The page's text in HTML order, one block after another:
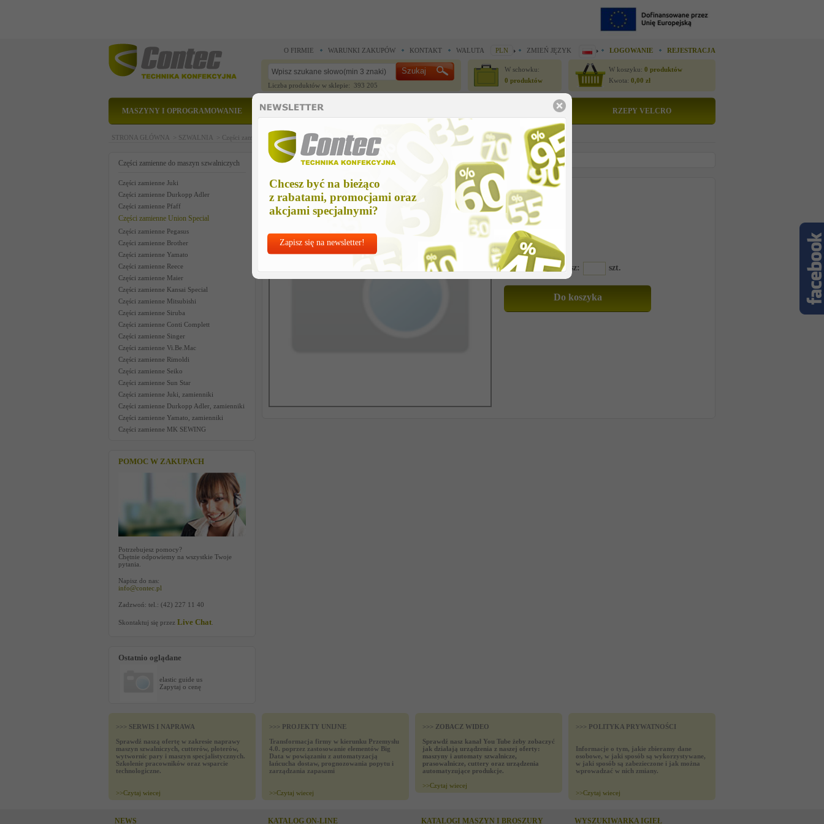
Chcesz być na bieżąco
z rabatami, promocjami oraz
akcjami specjalnymi?
Zapisz się na newsletter!
O FIRMIE WARUNKI ZAKUPÓW KONTAKT WALUTA PLN ZMIEŃ JĘZYK LOGOWANIE REJESTRACJA
Liczba produktów w sklepie: 393 205
W schowku:
0 produktów
W koszyku: 0 produktów
Kwota: 0,00 zł
MASZYNY I OPROGRAMOWANIE CZĘŚCI ZAMIENNE RZEPY VELCRO
STRONA GŁÓWNA > SZWALNIA > Części zamienne do maszyn szwalniczych >Części zamienne Union Special > elastic guide us
Części zamienne do maszyn szwalniczych
Części zamienne Juki
Części zamienne Durkopp Adler
Części zamienne Pfaff
Części zamienne Union Special
Części zamienne Pegasus
Części zamienne Brother
Części zamienne Yamato
Części zamienne Reece
Części zamienne Maier
Części zamienne Kansai Special
Części zamienne Mitsubishi
Części zamienne Siruba
Części zamienne Conti Complett
Części zamienne Singer
Części zamienne Vi.Be.Mac
Części zamienne Rimoldi
Części zamienne Seiko
Części zamienne Sun Star
Części zamienne Juki, zamienniki
Części zamienne Durkopp Adler, zamienniki
Części zamienne Yamato, zamienniki
Części zamienne MK SEWING
POMOC W ZAKUPACH
Potrzebujesz pomocy?
Chętnie odpowiemy na wszystkie Twoje
pytania.
Napisz do nas:
info@contec.pl
Zadzwoń: tel.: (42) 227 11 40
Skontaktuj się przez Live Chat
Ostatnio oglądane
elastic guide us
Zapytaj o cenę
elastic guide us
Cena netto
Zapytaj o cenę
Nr kat:U-29916GM8
Ile sztuk zamawiasz: szt.
>>> SERWIS I NAPRAWA
Sprawdź naszą ofertę w zakresie naprawy
maszyn szwalniczych, cutterów, ploterów,
wytwornic pary i maszyn specjalistycznych.
Szkolenie pracowników oraz wsparcie
technologiczne.
>>Czytaj wiecej
>>> PROJEKTY UNIJNE
Transformacja firmy w kierunku Przemysłu
4.0. poprzez zastosowanie elementów Big
Data w powiązaniu z automatyzacją
łańcucha dostaw, prognozowania popytu i
zarządzania zapasami
>>Czytaj wiecej
>>> ZOBACZ WIDEO
Sprawdź nasz kanał You Tube żeby zobaczyć
jak działają urządzenia z naszej oferty:
maszyny i automaty szwalnicze,
prasowalnicze, cuttery oraz urządzenia
automatyzujące produkcje.
>>Czytaj wiecej
>>> POLITYKA PRYWATNOŚCI
Informacje o tym, jakie zbieramy dane
osobowe, w jaki sposób są wykorzystywane,
w jaki sposób są zabezieczone i jak można
wprowadzać w nich zmiany.
>>Czytaj wiecej
NEWS KATALOG ON-LINE KATALOGI MASZYN I BROSZURY WYSZUKIWARKA IGIEŁ